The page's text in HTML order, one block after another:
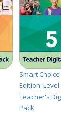
Smart
Edition: Level
Teacher's
Pack